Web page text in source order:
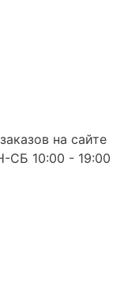
на сайте
СБ 10:00 - 19:00